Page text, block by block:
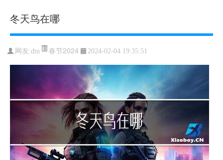
冬天鸟在哪
网友:dtn 春节2024 2024-02-04 19:35:51